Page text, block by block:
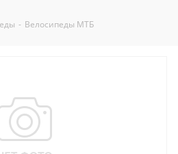
- Велосипеды МТБ